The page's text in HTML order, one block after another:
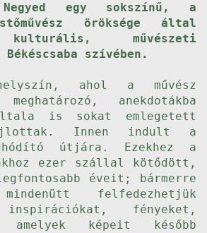
egy sokszínű, a
öröksége által
művészeti
szívében.
ahol a művész
meghatározó, anekdotákba
is sokat emlegetett
Innen indult a
útjára. Ezekhez a
ezer szállal kötődött,
éveit; bármerre
felfedezhetjük
fényeket,
amelyek képeit később